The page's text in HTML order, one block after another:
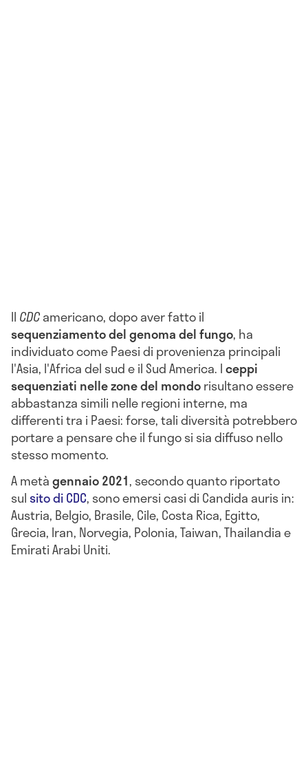
Il CDCamericano, dopo aver fatto il
sequenziamento del genoma del fungo, ha
individuato come Paesi di provenienza principali
l'Asia, l'Africa del sud e il Sud America. Iceppi
sequenziati nelle zone del mondorisultano essere
abbastanza simili nelle regioni interne, ma
differenti tra i Paesi: forse, tali diversità potrebbero
portare a pensare che il fungo si sia diffuso nello
stesso momento.
A metàgennaio 2021, secondo quanto riportato
sul sito di CDC, sono emersi casi di Candida auris in:
Austria, Belgio, Brasile, Cile, Costa Rica, Egitto,
Grecia, Iran, Norvegia, Polonia, Taiwan, Thailandia e
Emirati Arabi Uniti.